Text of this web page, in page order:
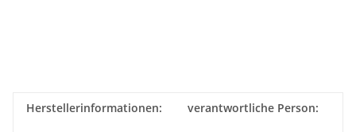
Herstellerinformationen: verantwortliche Person: